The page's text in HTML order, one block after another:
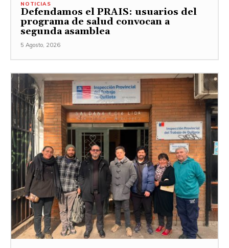
NOTICIAS
Defendamos el PRAIS: usuarios del
programa de salud convocan a
segunda asamblea
5 Agosto, 2026